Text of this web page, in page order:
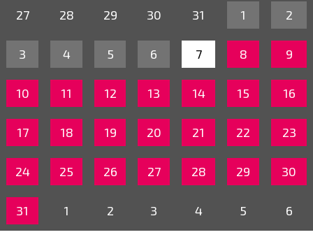
27 28 29 30 31 1 2
3 4 5 6 7 8 9
10 11 12 13 14 15 16
17 18 19 20 21 22 23
24 25 26 27 28 29 30
31 1 2 3 4 5 6